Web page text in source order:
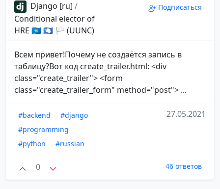
Django [ru] /
Conditional elector of
HRE 🇺🇳 🇦🇶 🏳 (UUNC)
Подписаться
Всем привет!Почему не создаётся запись в
таблицу?Вот код create_trailer.html: <div
class="create_trailer"> <form
class="create_trailer_form" method="post"> ...
#backend
#django
#programming
#python
#russian
27.05.2021
0 46 ответов